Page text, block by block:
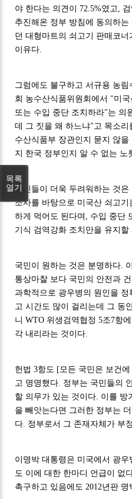
야 한다는 의견이 72.5%였고,
추진해온 정부 방침에 동의하는
던 대형마트의 쇠고기 판매코
이유다.
그럼에도 불구하고 서규용 농
회 농수산식품위원회에서 "미
또는 수입 중단 조치하라"는 의
데 그 짓을 왜 하느냐"고 목소
수산식품부 장관인지 묻지 않
지 한국 정부인지 알 수 없는 노
국민들이 더욱 두려워하는 것은
조사를 바탕으로 미국산 쇠고
하게 먹어도 된다며, 수입 중단
기식 검역강화 조치만을 유지할
국민이 원하는 것은 분명하다.
통상마찰 보다 국민의 안전과
과학적으로 광우병의 원인을
고 시간도 많이 걸리는데 그 동
니 WTO 위생검역협정 5조7항
각 내리라는 것이다.
헌법 3항도 [모든 국민은 보건
고 명명했다. 정부는 국민들의
할 의무가 있는 것이다. 이를 방
을 빼앗는다면 그러한 정부는
다. 정부로서 그 존재자체가 부
이명박 대통령은 미국에서 광우
도 이에 대한 한마디 언급이 없
촉구하고 있음에도 2012년판
목록
열기